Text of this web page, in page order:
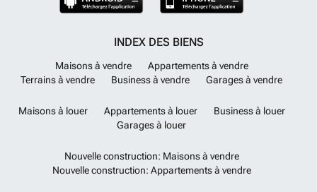
INDEX DES BIENS
Maisons à vendre
Appartements à vendre
Terrains à vendre
Business à vendre Garages à vendre
Maisons à louer Appartements à louer
Business à louer
Garages à louer
Nouvelle construction: Maisons à vendre
Nouvelle construction: Appartements à vendre